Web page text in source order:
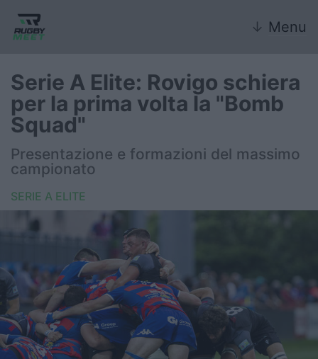
↓ Menu
Nazionale
Nazionali giovanili
Rugby Sevens
FIR
Internazionale
6 Nazioni
United Rugby Championship
Top14
Serie A Elite: Rovigo schiera
per la prima volta la "Bomb
Squad"
Presentazione e formazioni del massimo
campionato
SERIE A ELITE